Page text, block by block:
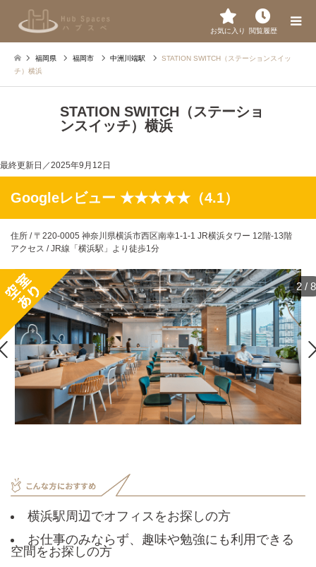
お気に入り 閲覧履歴
福岡県 福岡市 中洲川端駅
STATION SWITCH（ステーションスイッ
チ）横浜
STATION SWITCH（ステーショ
ンスイッチ）横浜
最終更新日／2025年9月12日
Googleレビュー ★★★★★（4.1）
住所 / 〒220-0005 神奈川県横浜市西区南幸1-1-1 JR横浜タワー 12階-13階
アクセス / JR線「横浜駅」より徒歩1分
2 / 8
横浜駅周辺でオフィスをお探しの方
お仕事のみならず、趣味や勉強にも利用できる
空間をお探しの方